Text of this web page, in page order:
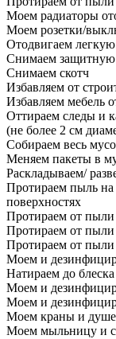
Моем радиаторы
Моем розетки/
Отодвигаем
Снимаем защитную
Снимаем скотч
Избавляем от
Избавляем мебель
Оттираем следы и
(не более 2 см
Собираем весь
Меняем пакеты в
Раскладываем/
Протираем пыль
поверхностях
Протираем от пыли
Протираем от пыли
Протираем от пыли
Моем и
Натираем до
Моем и
Моем и
Моем краны и
Моем мыльницу и